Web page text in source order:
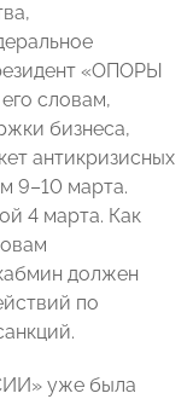
«ОПОРЫ
словам,
бизнеса,
антикризисных
9–10 марта.
4 марта. Как
должен
по
» уже была